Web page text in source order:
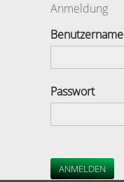
Anmeldung
Benutzername
Passwort
ANMELDEN